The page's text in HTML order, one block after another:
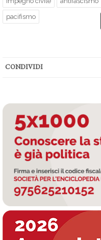
pacifismo
CONDIVIDI